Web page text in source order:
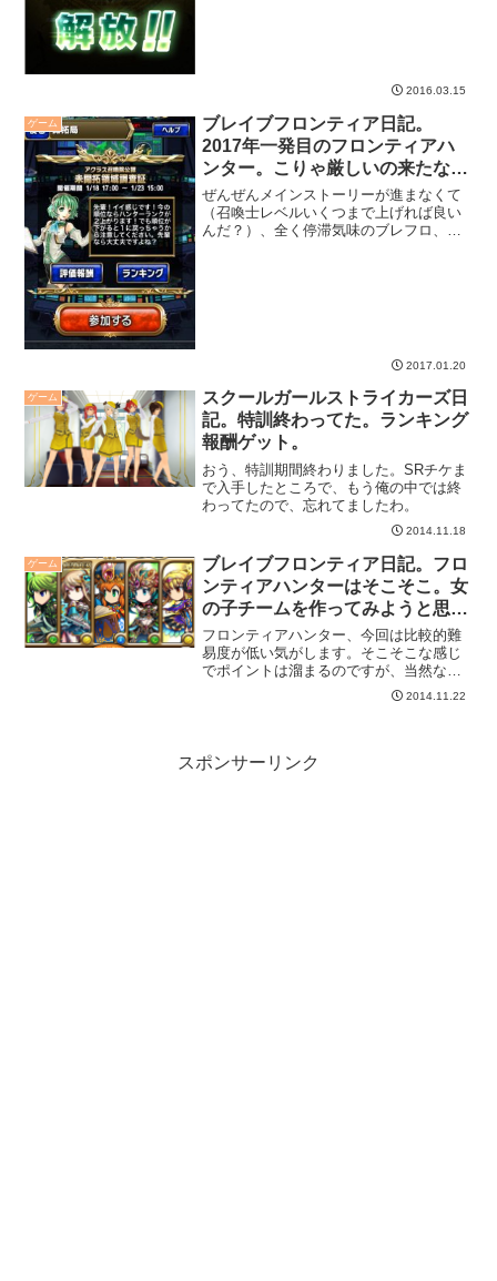
2016.03.15
ゲーム
ブレイブフロンティア日記。
2017年一発目のフロンティアハ
ンター。こりゃ厳しいの来たな
ぁ。
ぜんぜんメインストーリーが進まなくて
（召喚士レベルいくつまで上げれば良い
んだ？）、全く停滞気味のブレフロ、
2017.01.20
ゲーム
スクールガールストライカーズ日
記。特訓終わってた。ランキング
報酬ゲット。
おう、特訓期間終わりました。SRチケま
で入手したところで、もう俺の中では終
わってたので、忘れてましたわ。
2014.11.18
ゲーム
ブレイブフロンティア日記。フロ
ンティアハンターはそこそこ。女
の子チームを作ってみようと思っ
た件。
フロンティアハンター、今回は比較的難
易度が低い気がします。そこそこな感じ
でポイントは溜まるのですが、当然なが
らライバルもポイントは溜まるわけ
で・・・順位が伸びない、と。ランキン
2014.11.22
スポンサーリンク